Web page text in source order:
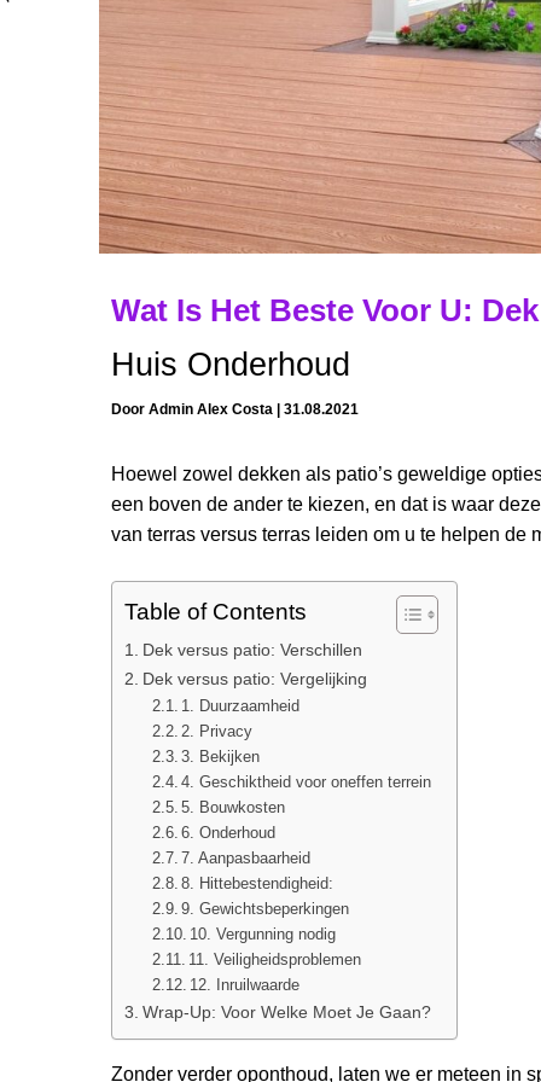
Wat Is Het Beste Voor U:
Huis Onderhoud
Door Admin Alex Costa 31.08.2021
Hoewel zowel dekken als patio’s geweldige
een boven de ander te kiezen, en dat is waar
van terras versus terras leiden om u te helpen de
Table of Contents
Dek versus patio: Verschillen
Dek versus patio: Vergelijking
1. Duurzaamheid
2. Privacy
3. Bekijken
4. Geschiktheid voor oneffen terrein
5. Bouwkosten
6. Onderhoud
7. Aanpasbaarheid
8. Hittebestendigheid:
9. Gewichtsbeperkingen
10. Vergunning nodig
11. Veiligheidsproblemen
12. Inruilwaarde
Wrap-Up: Voor Welke Moet Je Gaan?
Zonder verder oponthoud, laten we er meteen in